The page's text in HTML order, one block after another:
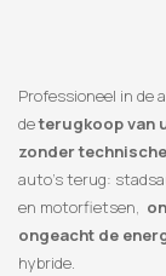
Professioneel in de
deterugkoop van
zonder
auto’s terug:
en motorfietsen,
ongeacht de
hybride.